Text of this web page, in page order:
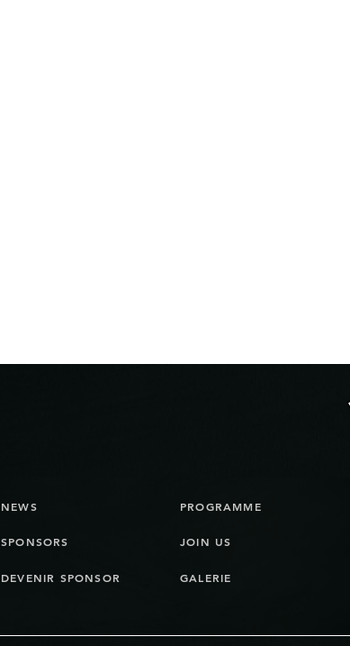
SPONSORS
NEWS
DEVENIR SPONSOR
JOIN US
PROGRAMME
GALERIE